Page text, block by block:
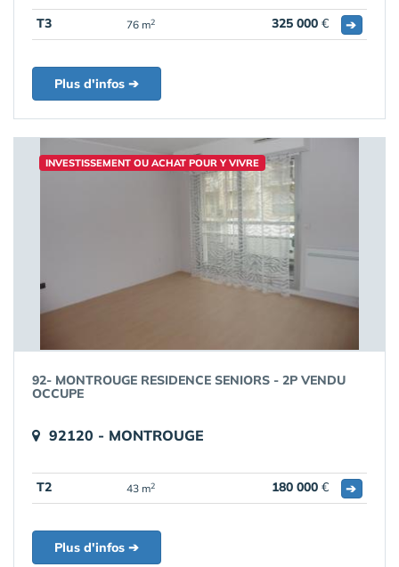
T3 76 m2 325 000 € ➔
Plus d'infos ➔
INVESTISSEMENT OU ACHAT POUR Y VIVRE
92- MONTROUGE RESIDENCE SENIORS - 2P VENDU
OCCUPE
92120 - MONTROUGE
T2 43 m2 180 000 € ➔
Plus d'infos ➔